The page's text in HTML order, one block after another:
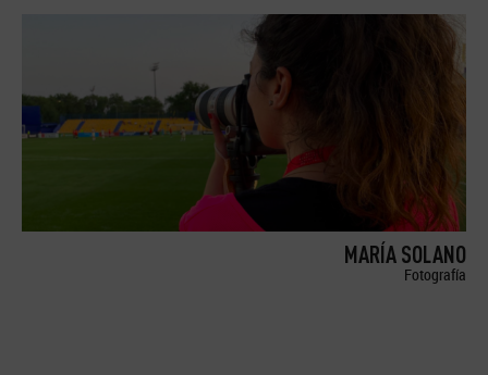
MARÍA SOLANO
Fotografía